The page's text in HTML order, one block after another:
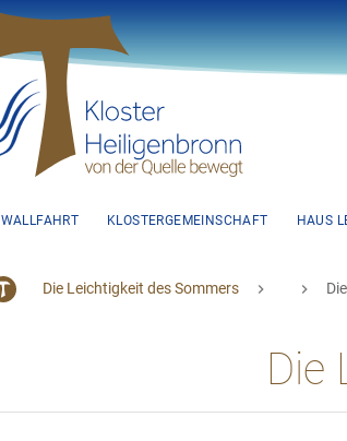
WALLFAHRT KLOSTERGEMEINSCHAFT HAUS
Die Leichtigkeit des Sommers
Die